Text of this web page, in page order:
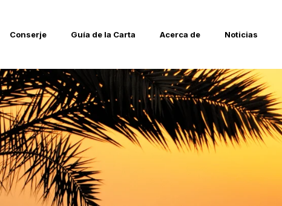
Conserje Guía de la Carta Acerca de Noticias